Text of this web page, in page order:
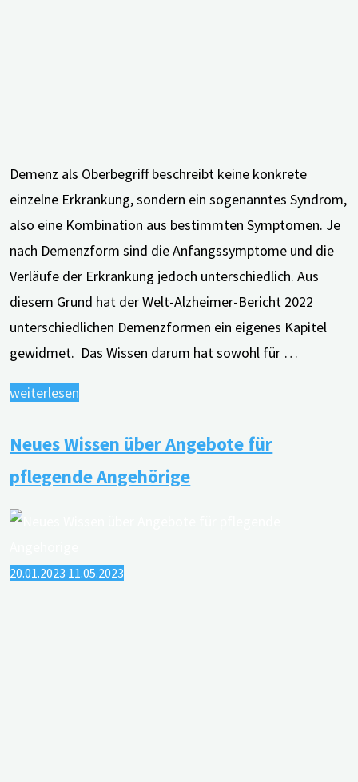
Demenz als Oberbegriff beschreibt keine konkrete
einzelne Erkrankung, sondern ein sogenanntes Syndrom,
also eine Kombination aus bestimmten Symptomen. Je
nach Demenzform sind die Anfangssymptome und die
Verläufe der Erkrankung jedoch unterschiedlich. Aus
diesem Grund hat der Welt-Alzheimer-Bericht 2022
unterschiedlichen Demenzformen ein eigenes Kapitel
gewidmet. Das Wissen darum hat sowohl für …
weiterlesen
und
ihre
Überblick"
Neues Wissen über Angebote für
pflegende Angehörige
20.01.2023 11.05.2023